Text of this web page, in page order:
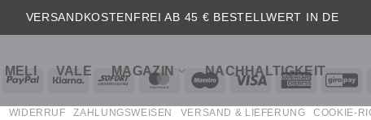
VERSANDKOSTENFREI AB 45 € BESTELLWERT IN DE
MELI VALE MAGAZIN NACHHALTIGKEIT
deinenWarenkorb
RechungPayPal Klarna Sofort MasterCardMaestro Visa
American
WIDERRUF ZAHLUNGSWEISEN VERSAND & LIEFERUNG COOKIE-